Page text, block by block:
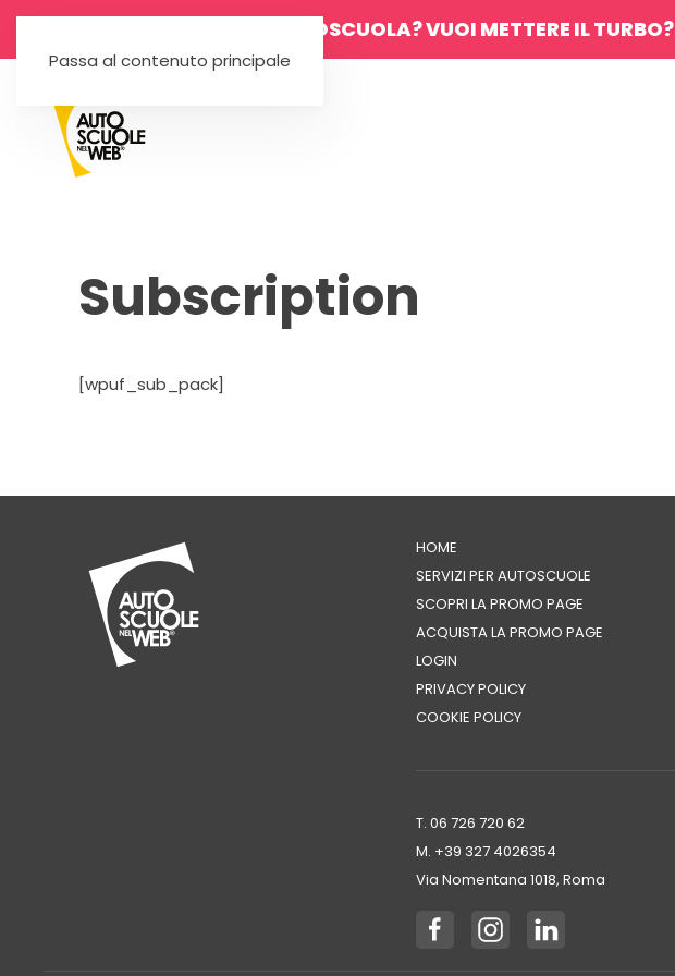
Passa al contenuto principale
SEI UN'AUTOSCUOLA? VUOI METTERE IL TURBO?
Subscription
[wpuf_sub_pack]
HOME
SERVIZI PER AUTOSCUOLE
SCOPRI LA PROMO PAGE
ACQUISTA LA PROMO PAGE
LOGIN
PRIVACY POLICY
COOKIE POLICY
T. 06 726 720 62
M. +39 ‭327 4026354‬
Via Nomentana 1018, Roma